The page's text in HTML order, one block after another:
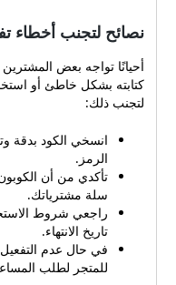
خطوة بخطوة للبدء بالاستفادة
من أي كوبون على متجر
بلومور اتبعي هذه الخطوات
البسيطة التي تسهل عملية
المتجر: المكملات،
ومستحضرات العناية بالبشرة
والشعر والجسم. أضيفي
المنتجات إلى سلة التسوق
وتحققي من الأسعار والكمية.
عند الانتهاء انتقلي إلى صفحة
سلة التسوق أو صفحة الدفع
حيث توجد حقل مخصص
نصائح لتجنب أخطاء
أحيانًا تواجه بعض
كتابته بشكل خاطئ أو
لتجنب ذلك:
انسخي الكود بدقة
الرمز.
تأكدي من أن
سلة مشترياتك.
راجعي شروط
تاريخ الانتهاء.
في حال عدم
للمتجر لطلب